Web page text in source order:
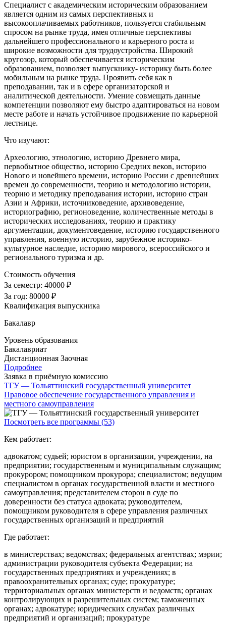
Специалист с академическим историческим образованием
является одним из самых перспективных и
высокооплачиваемых работников, пользуется стабильным
спросом на рынке труда, имея отличные перспективы
дальнейшего профессионального и карьерного роста и
широкие возможности для трудоустройства. Широкий
кругозор, который обеспечивается историческим
образованием, позволяет выпускнику- историку быть более
мобильным на рынке труда. Проявить себя как в
преподавании, так и в сфере организаторской и
аналитической деятельности. Умение совмещать данные
компетенции позволяют ему быстро адаптироваться на новом
месте работе и начать устойчивое продвижение по карьерной
лестнице.
Что изучают:
Археологию, этнологию, историю Древнего мира,
первобытное общество, историю Средних веков, историю
Нового и новейшего времени, историю России с древнейших
времен до современности, теорию и методологию истории,
теорию и методику преподавания истории, историю стран
Азии и Африки, источниковедение, архивоведение,
историографию, регионоведение, количественные методы в
исторических исследованиях, теорию и практику
аргументации, документоведение, историю государственного
управления, военную историю, зарубежное историко-
культурное наследие, историю мирового, всероссийского и
регионального туризма и др.
Стоимость обучения
За семестр: 40000 ₽
За год: 80000 ₽
Квалификация выпускника
Бакалавр
Уровень образования
Бакалавриат
Дистанционная Заочная
Подробнее
Заявка в приёмную комиссию
ТГУ — Тольяттинский государственный университет
Правовое обеспечение государственного управления и
местного самоуправления
Посмотреть все программы (53)
Кем работает:
адвокатом; судьей; юристом в организации, учреждении, на
предприятии; государственным и муниципальным служащим;
прокурором; помощником прокурора; специалистом; ведущим
специалистом в органах государственной власти и местного
самоуправления; представителем сторон в суде по
доверенности без статуса адвоката; руководителем,
помощником руководителя в сфере управления различных
государственных организаций и предприятий
Где работает:
в министерствах; ведомствах; федеральных агентствах; мэрии;
администрации руководителя субъекта Федерации; на
государственных предприятиях и учреждениях; в
правоохранительных органах; суде; прокуратуре;
территориальных органах министерств и ведомств; органах
контролирующих и разрешительных систем; таможенных
органах; адвокатуре; юридических службах различных
предприятий и организаций; прокуратуре